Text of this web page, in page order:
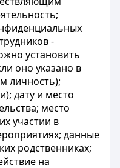
-
установить
оно указано в
личность);
дату и место
место
участии в
данные
родственниках;
на